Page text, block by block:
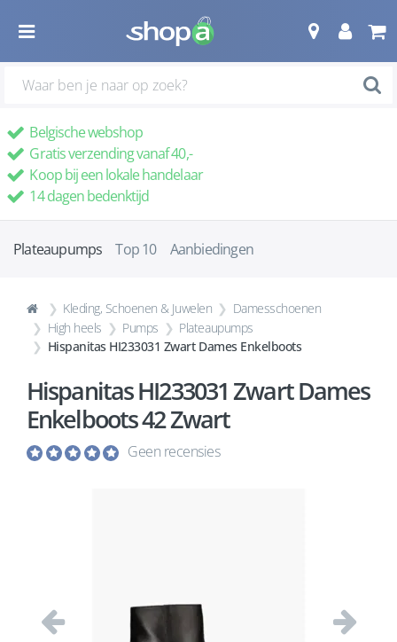
Belgische webshop
Gratis verzending vanaf 40,-
Koop bij een lokale handelaar
14 dagen bedenktijd
Plateaupumps Top 10 Aanbiedingen
Kleding, Schoenen & Juwelen
Damesschoenen
High heels
Pumps
Plateaupumps
Hispanitas HI233031 Zwart Dames Enkelboots
Hispanitas HI233031 Zwart Dames
Enkelboots 42 Zwart
Geen recensies
Vorige